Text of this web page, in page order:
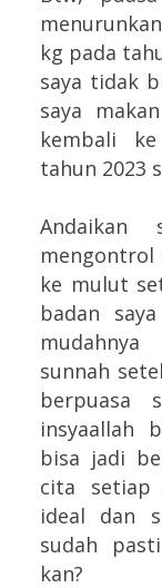
kg pada
saya tidak
saya
kembali
tahun 2023
Andaikan
mengontrol
ke mulut
badan
sunnah
berpuasa
insyaallah
bisa jadi
cita
ideal dan
sudah
kan?